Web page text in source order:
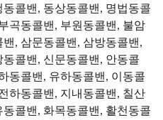
콜밴, 동상동콜밴, 명법동콜
곡동콜밴, 부원동콜밴, 불암
, 삼문동콜밴, 삼방동콜밴,
콜밴, 신문동콜밴, 안동콜
동콜밴, 유하동콜밴, 이동콜
하동콜밴, 지내동콜밴, 칠산
콜밴, 화목동콜밴, 활천동콜